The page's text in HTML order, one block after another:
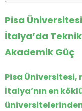
Pisa
İtalya’da
Akademik Güç
Pisa
İtalya’nın en